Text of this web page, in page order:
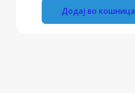
Додај во кошница